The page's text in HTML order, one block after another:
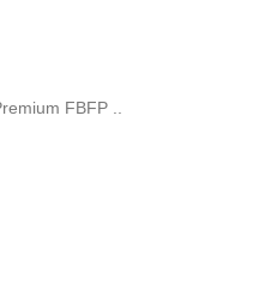
FBFP ..